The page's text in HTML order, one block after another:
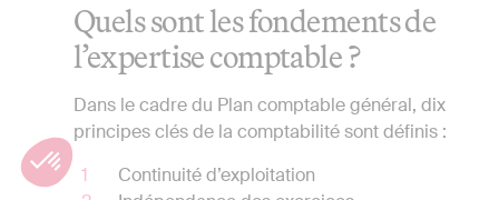
Quels sont les fondements de
l’expertise comptable ?
Dans le cadre du Plan comptable général, dix
principes clés de la comptabilité sont définis :
Continuité d’exploitation